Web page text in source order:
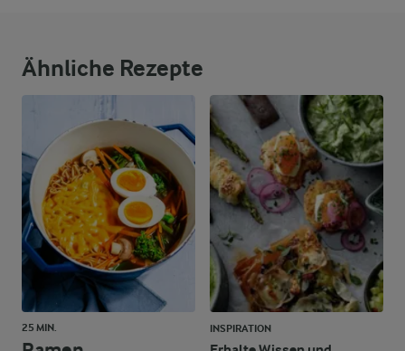
Ähnliche Rezepte
25 MIN. INSPIRATION